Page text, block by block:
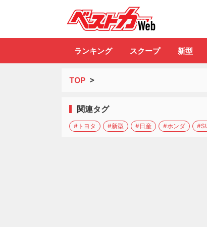
ランキング スクープ 新型
TOP >
関連タグ
#トヨタ #新型 #日産 #ホンダ